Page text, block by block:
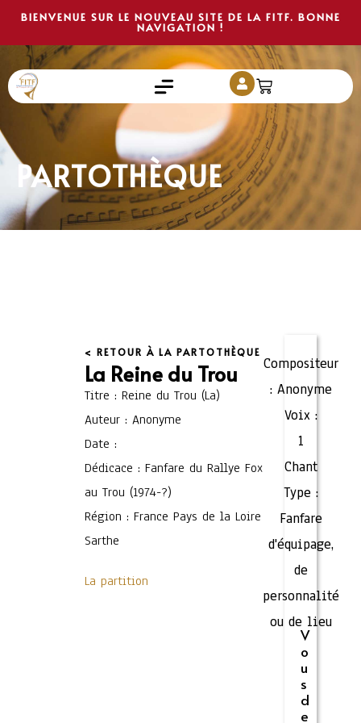
BIENVENUE SUR LE NOUVEAU SITE DE LA FITF. BONNE
NAVIGATION !
PARTOTHÈQUE
< RETOUR À LA PARTOTHÈQUE
La Reine du Trou
Titre : Reine du Trou (La)
Auteur : Anonyme
Date :
Dédicace : Fanfare du Rallye Fox
au Trou (1974-?)
Région : France Pays de la Loire
Sarthe
La partition
Compositeur
: Anonyme
Voix :
1
Chant
Type :
Fanfare
d'équipage,
de
personnalité
ou de lieu
V
o
u
s
d
e